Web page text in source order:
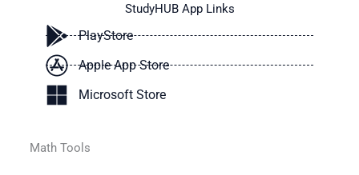
StudyHUB App Links
PlayStore
Apple App Store
Microsoft Store
Math Tools